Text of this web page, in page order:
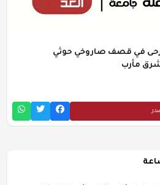
في قصف صاروخي حوثي
مأرب